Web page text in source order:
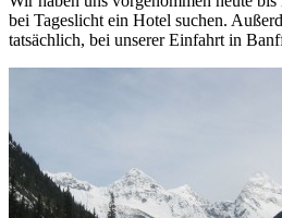
bei Tageslicht ein Hotel suchen.
tatsächlich, bei unserer Einfahrt in